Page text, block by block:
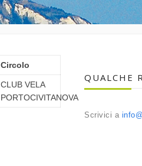
Circolo
CLUB VELA
PORTOCIVITANOVA
QUALCHE
Scrivici a